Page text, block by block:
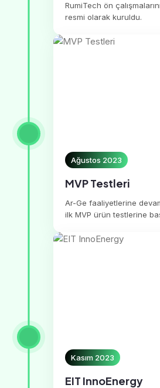
RumiTech ön
resmi olarak kuruldu.
Ağustos 2023
MVP Testleri
Ar-Ge faaliyetlerine
ilk MVP ürün testlerine
Kasım 2023
EIT InnoEnergy